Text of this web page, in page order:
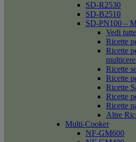
SD-R2530
SD-B2510
SD-PN100 –
Vedi
Ricette
Ricette
Ricette
Ricette
Ricette
Ricette
Ricette
Altre
Multi-Cooker
NF-GM600